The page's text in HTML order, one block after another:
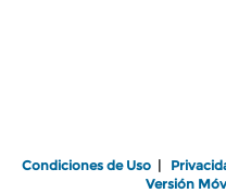
Condiciones de Uso |
Versión